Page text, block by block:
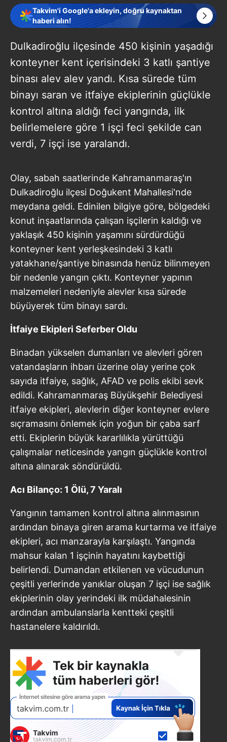
Takvim'i Google'a ekleyin, doğru kaynaktan
haberi alın!
Dulkadiroğlu ilçesinde 450 kişinin yaşadığı
konteyner kent içerisindeki 3 katlı şantiye
binası alev alev yandı. Kısa sürede tüm
binayı saran ve itfaiye ekiplerinin güçlükle
kontrol altına aldığı feci yangında, ilk
belirlemelere göre 1 işçi feci şekilde can
verdi, 7 işçi ise yaralandı.
Olay, sabah saatlerinde Kahramanmaraş'ın
Dulkadiroğlu ilçesi Doğukent Mahallesi'nde
meydana geldi. Edinilen bilgiye göre, bölgedeki
konut inşaatlarında çalışan işçilerin kaldığı ve
yaklaşık 450 kişinin yaşamını sürdürdüğü
konteyner kent yerleşkesindeki 3 katlı
yatakhane/şantiye binasında henüz bilinmeyen
bir nedenle yangın çıktı. Konteyner yapının
malzemeleri nedeniyle alevler kısa sürede
büyüyerek tüm binayı sardı.
İtfaiye Ekipleri Seferber Oldu
Binadan yükselen dumanları ve alevleri gören
vatandaşların ihbarı üzerine olay yerine çok
sayıda itfaiye, sağlık, AFAD ve polis ekibi sevk
edildi. Kahramanmaraş Büyükşehir Belediyesi
itfaiye ekipleri, alevlerin diğer konteyner evlere
sıçramasını önlemek için yoğun bir çaba sarf
etti. Ekiplerin büyük kararlılıkla yürüttüğü
çalışmalar neticesinde yangın güçlükle kontrol
altına alınarak söndürüldü.
Acı Bilanço: 1 Ölü, 7 Yaralı
Yangının tamamen kontrol altına alınmasının
ardından binaya giren arama kurtarma ve itfaiye
ekipleri, acı manzarayla karşılaştı. Yangında
mahsur kalan 1 işçinin hayatını kaybettiği
belirlendi. Dumandan etkilenen ve vücudunun
çeşitli yerlerinde yanıklar oluşan 7 işçi ise sağlık
ekiplerinin olay yerindeki ilk müdahalesinin
ardından ambulanslarla kentteki çeşitli
hastanelere kaldırıldı.